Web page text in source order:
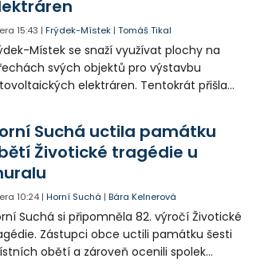
15:43 |Frýdek-Místek |Tomáš Tikal
Místek se snaží využívat plochy na
svých objektů pro výstavbu
elektráren. Tentokrát přišla
Suchá uctila památku
Životické tragédie u
10:24 |Horní Suchá |Bára Kelnerová
Suchá si připomněla 82. výročí Životické
Zástupci obce uctili památku šesti
obětí a zároveň ocenili spolek